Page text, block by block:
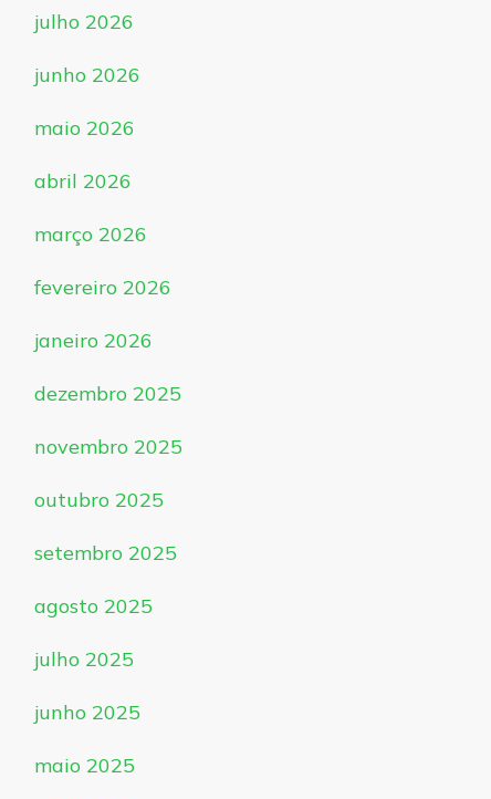
julho 2026
junho 2026
maio 2026
abril 2026
março 2026
fevereiro 2026
janeiro 2026
dezembro 2025
novembro 2025
outubro 2025
setembro 2025
agosto 2025
julho 2025
junho 2025
maio 2025